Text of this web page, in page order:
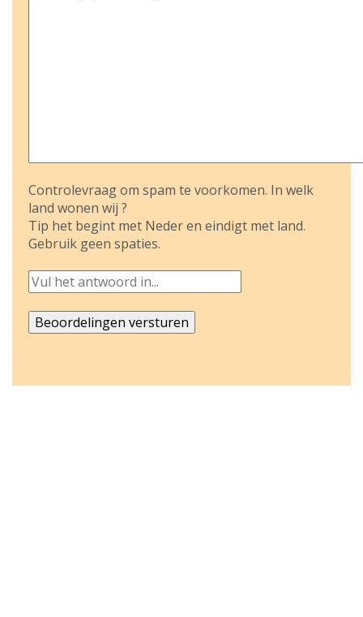
Controlevraag om spam te voorkomen. In welk
land wonen wij ?
Tip het begint met Neder en eindigt met land.
Gebruik geen spaties.